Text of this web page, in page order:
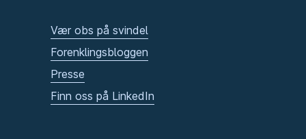
Vær obs på svindel
Forenklingsbloggen
Presse
Finn oss på LinkedIn